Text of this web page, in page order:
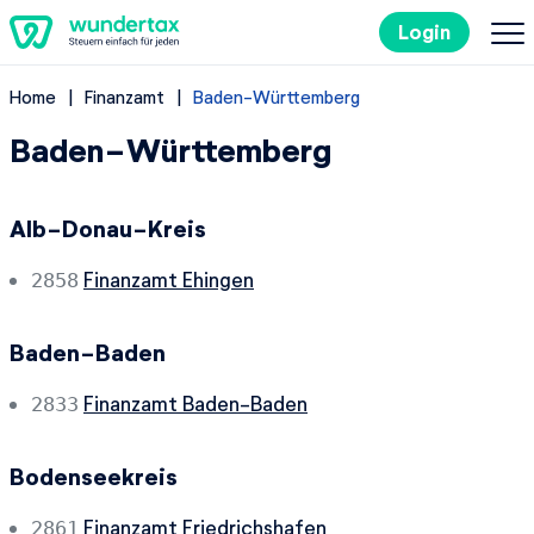
Login
So geht's
Steuertipps
Kostenlos ausprobieren
Home Finanzamt Baden-Württemberg
Baden-Württemberg
Alb-Donau-Kreis
2858 Finanzamt Ehingen
Baden-Baden
2833 Finanzamt Baden-Baden
Bodenseekreis
2861 Finanzamt Friedrichshafen